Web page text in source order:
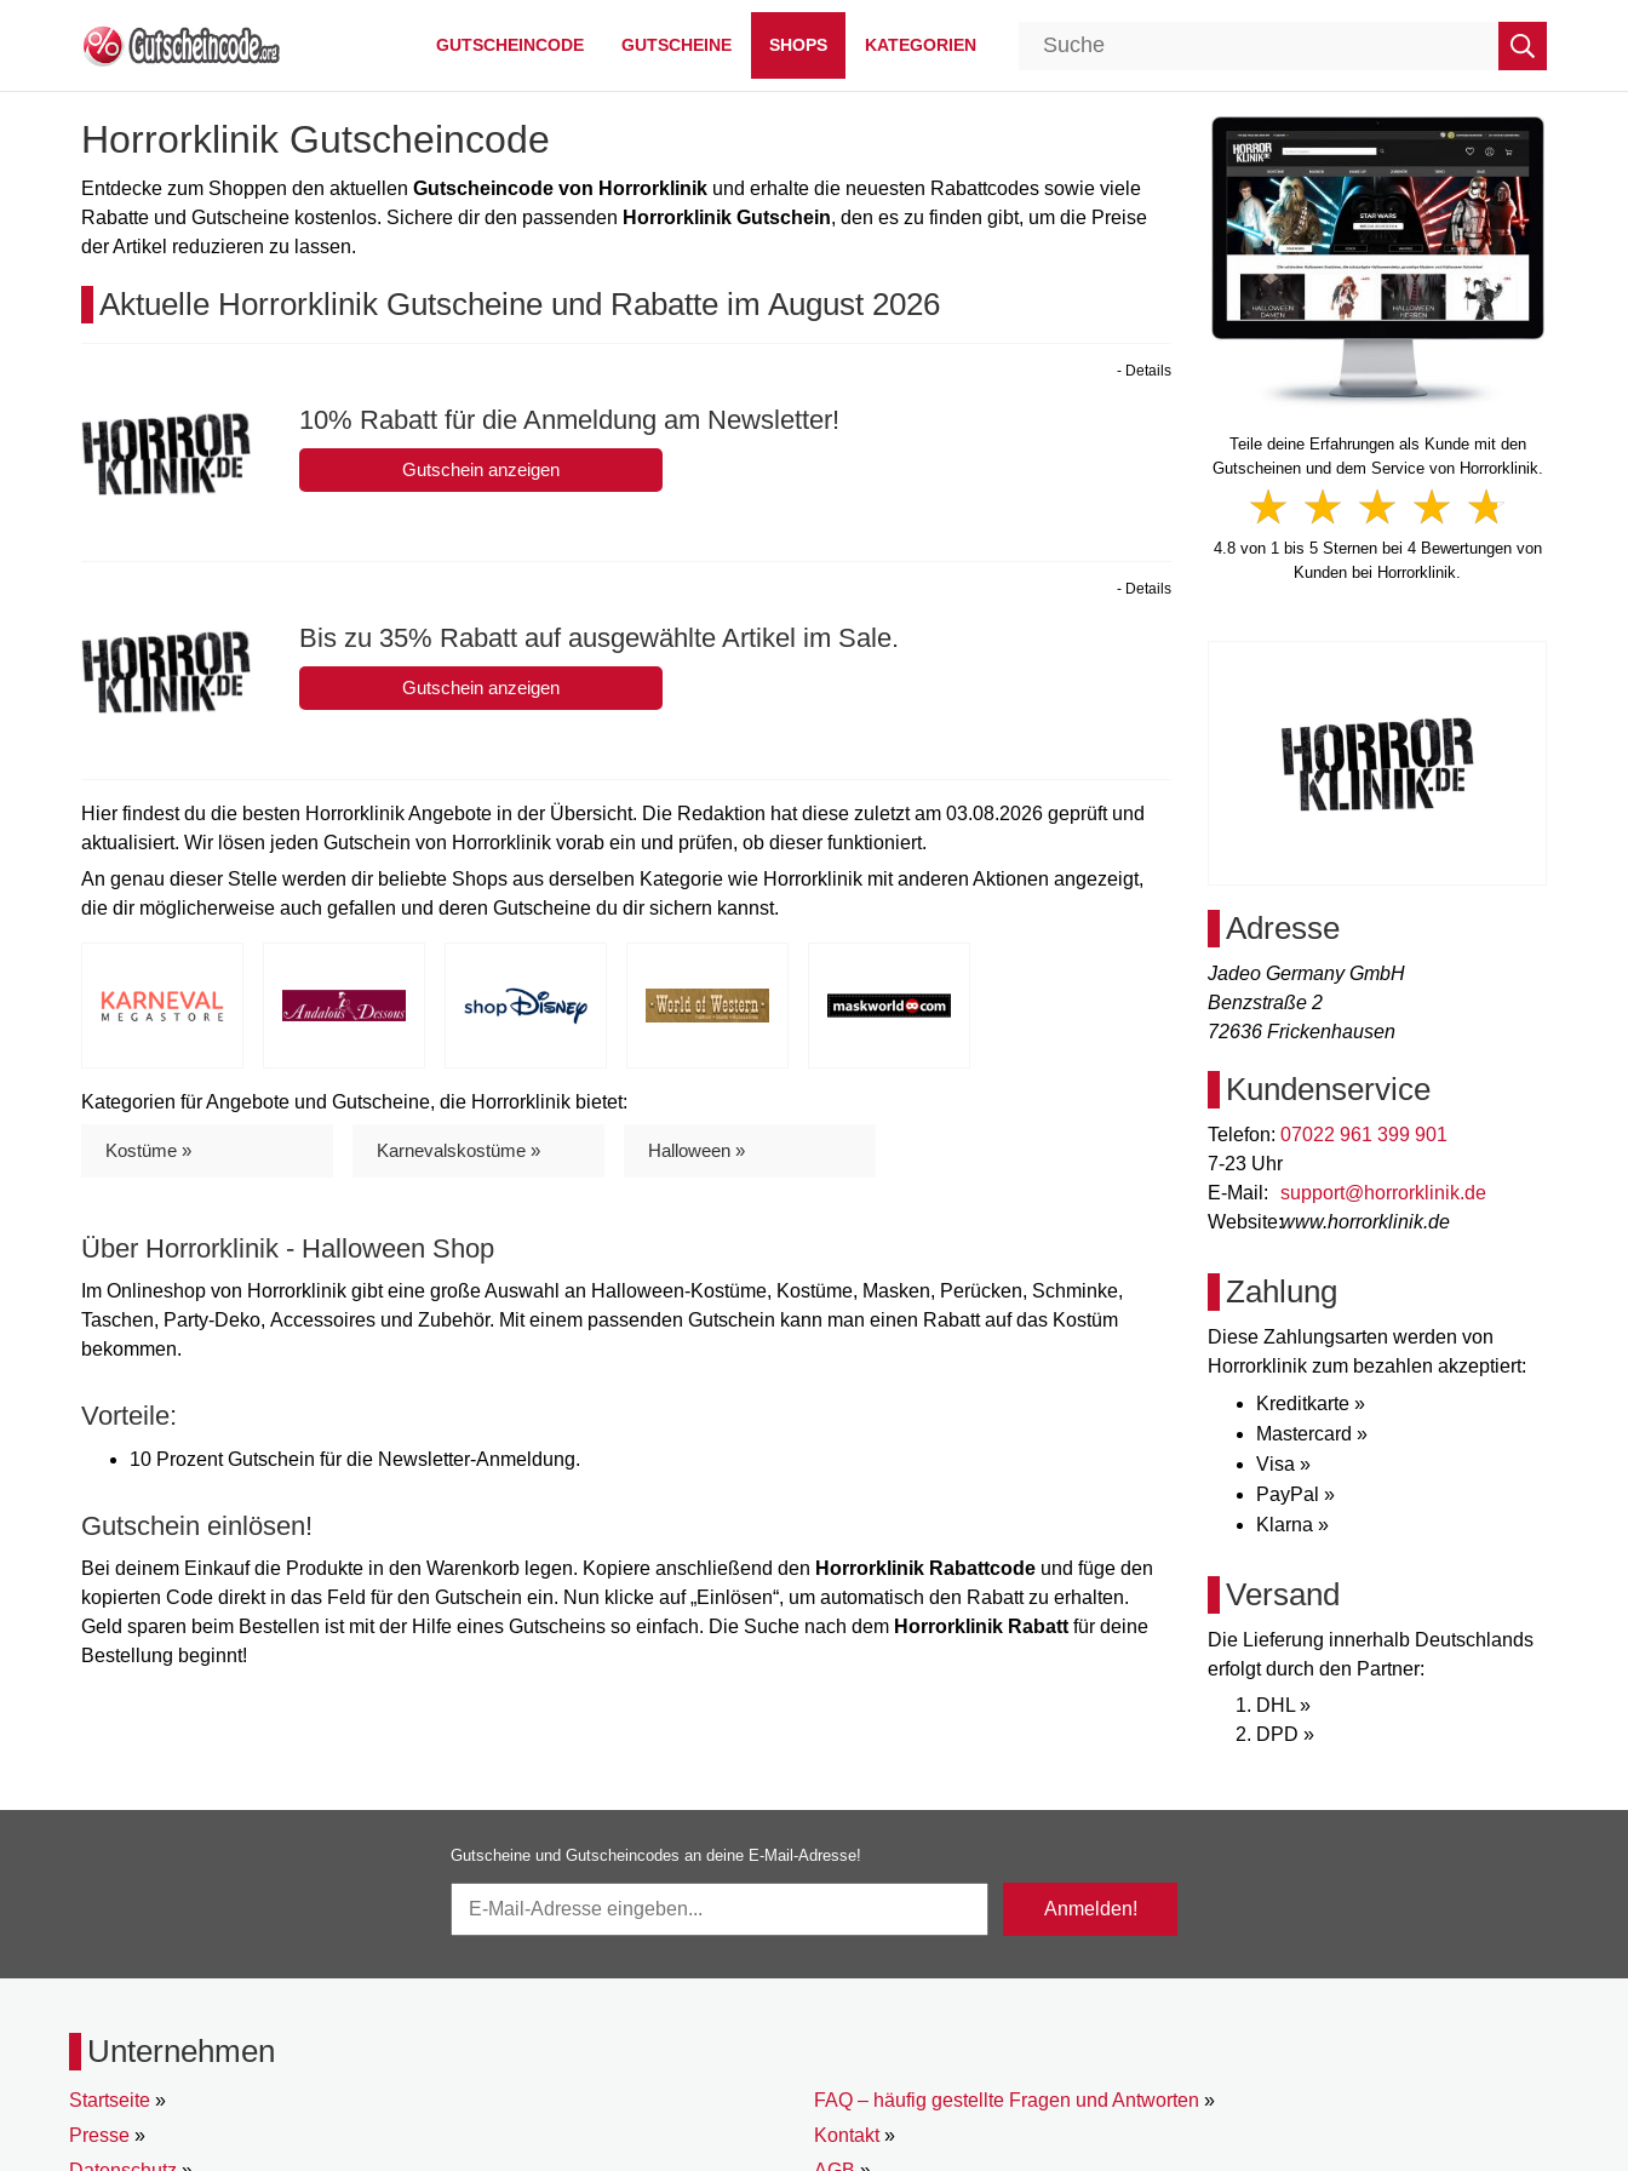
GUTSCHEINCODE GUTSCHEINE SHOPS KATEGORIEN
Horrorklinik Gutscheincode
Entdecke zum Shoppen den aktuellen Gutscheincode von Horrorklinik und erhalte die neuesten Rabattcodes sowie viele
Rabatte und Gutscheine kostenlos. Sichere dir den passenden Horrorklinik Gutschein, den es zu finden gibt, um die Preise
der Artikel reduzieren zu lassen.
Aktuelle Horrorklinik Gutscheine und Rabatte im August 2026
10% Rabatt für die Anmeldung am Newsletter!
Gutschein anzeigen
- Details
Bis zu 35% Rabatt auf ausgewählte Artikel im Sale.
Gutschein anzeigen
- Details
Hier findest du die besten Horrorklinik Angebote in der Übersicht. Die Redaktion hat diese zuletzt am 03.08.2026 geprüft und
aktualisiert. Wir lösen jeden Gutschein von Horrorklinik vorab ein und prüfen, ob dieser funktioniert.
An genau dieser Stelle werden dir beliebte Shops aus derselben Kategorie wie Horrorklinik mit anderen Aktionen angezeigt,
die dir möglicherweise auch gefallen und deren Gutscheine du dir sichern kannst.
Kategorien für Angebote und Gutscheine, die Horrorklinik bietet:
Kostüme » Karnevalskostüme » Halloween »
Über Horrorklinik - Halloween Shop
Im Onlineshop von Horrorklinik gibt eine große Auswahl an Halloween-Kostüme, Kostüme, Masken, Perücken, Schminke,
Taschen, Party-Deko, Accessoires und Zubehör. Mit einem passenden Gutschein kann man einen Rabatt auf das Kostüm
bekommen.
Vorteile:
10 Prozent Gutschein für die Newsletter-Anmeldung.
Gutschein einlösen!
Bei deinem Einkauf die Produkte in den Warenkorb legen. Kopiere anschließend den Horrorklinik Rabattcode und füge den
kopierten Code direkt in das Feld für den Gutschein ein. Nun klicke auf „Einlösen“, um automatisch den Rabatt zu erhalten.
Geld sparen beim Bestellen ist mit der Hilfe eines Gutscheins so einfach. Die Suche nach dem Horrorklinik Rabatt für deine
Bestellung beginnt!
Teile deine Erfahrungen als Kunde mit den
Gutscheinen und dem Service von Horrorklinik.
4.8von 1bis 5Sternen bei 4Bewertungen von
Kunden bei Horrorklinik.
Adresse
Jadeo Germany GmbH
Benzstraße 2
72636 Frickenhausen
Kundenservice
Telefon: 07022 961 399 901
7-23 Uhr
E-Mail:
support@horrorklinik.de
Website:www.horrorklinik.de
Zahlung
Diese Zahlungsarten werden von
Horrorklinik zum bezahlen akzeptiert:
Kreditkarte »
Mastercard »
Visa »
PayPal »
Klarna »
Versand
Die Lieferung innerhalb Deutschlands
erfolgt durch den Partner:
DHL »
DPD »
Gutscheine und Gutscheincodes an deine E-Mail-Adresse!
Anmelden!
Unternehmen
Startseite » FAQ – häufig gestellte Fragen und Antworten »
Presse » Kontakt»